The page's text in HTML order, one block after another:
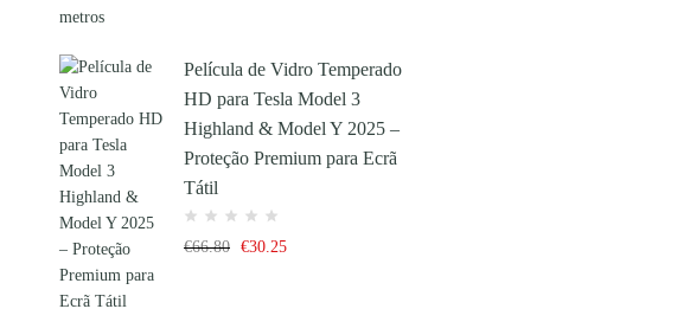
Película de Vidro Temperado
HD para Tesla Model 3
Highland & Model Y 2025 –
Proteção Premium para Ecrã
Tátil
€66.80 €30.25